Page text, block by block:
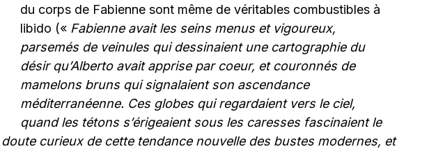
du corps de Fabienne sont même de véritables combustibles à
libido (« Fabienne avait les seins menus et vigoureux,
parsemés de veinules qui dessinaient une cartographie du
désir qu’Alberto avait apprise par coeur, et couronnés de
mamelons bruns qui signalaient son ascendance
méditerranéenne. Ces globes qui regardaient vers le ciel,
quand les tétons s’érigeaient sous les caresses fascinaient le
curieux de cette tendance nouvelle des bustes modernes, et